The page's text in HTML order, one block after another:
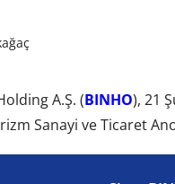
A.Ş. (BINHO), 21
Sanayi ve Ticaret